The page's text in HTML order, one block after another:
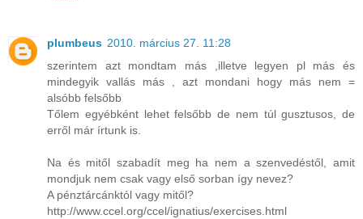
plumbeus 2010. március 27. 11:28
szerintem azt mondtam más ,illetve legyen pl más és
mindegyik vallás más , azt mondani hogy más nem =
alsóbb felsőbb
Tőlem egyébként lehet felsőbb de nem túl gusztusos, de
erről már írtunk is.
Na és mitől szabadít meg ha nem a szenvedéstől, amit
mondjuk nem csak vagy első sorban így nevez?
A pénztárcánktól vagy mitől?
http://www.ccel.org/ccel/ignatius/exercises.html